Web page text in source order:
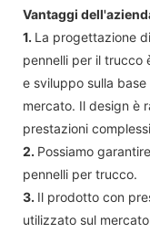
Vantaggi
1. La progettazione
pennelli per il trucco
e sviluppo sulla
mercato. Il design è
prestazioni
2. Possiamo
pennelli per trucco.
3. Il prodotto con
utilizzato sul